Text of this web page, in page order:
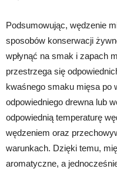
Podsumowując, wędzenie
sposobów konserwacji
wpłynąć na smak i zapach
przestrzega się
kwaśnego smaku mięsa po
odpowiedniego drewna lub
odpowiednią temperaturę
wędzeniem oraz
warunkach. Dzięki temu,
aromatyczne, a